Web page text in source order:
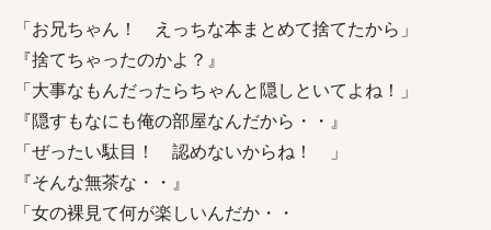
「お兄ちゃん！ えっちな本まとめて捨てたから」
『捨てちゃったのかよ？』
「大事なもんだったらちゃんと隠しといてよね！」
『隠すもなにも俺の部屋なんだから・・』
「ぜったい駄目！ 認めないからね！ 」
『そんな無茶な・・』
「女の裸見て何が楽しいんだか・・